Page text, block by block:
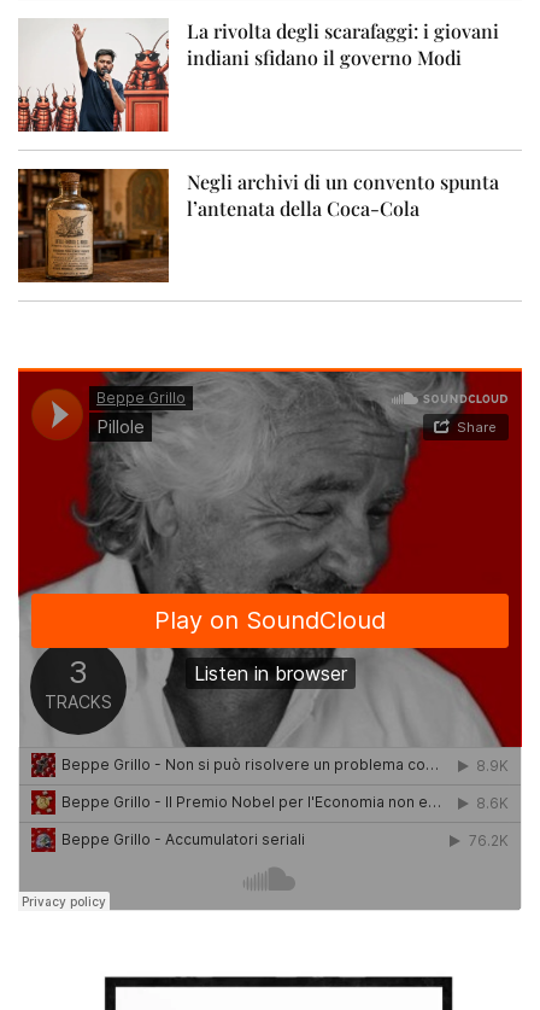
La rivolta degli scarafaggi: i giovani
indiani sfidano il governo Modi
Negli archivi di un convento spunta
l’antenata della Coca-Cola